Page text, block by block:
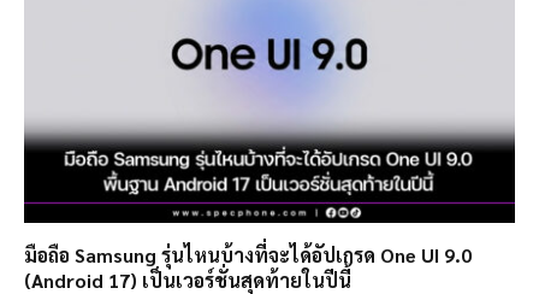
มือถือ Samsung รุ่นไหนบ้างที่จะได้อัปเกรด One UI 9.0
(Android 17) เป็นเวอร์ชั่นสุดท้ายในปีนี้